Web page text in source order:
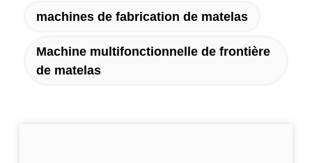
machines de fabrication de matelas
Machine multifonctionnelle de frontière
de matelas